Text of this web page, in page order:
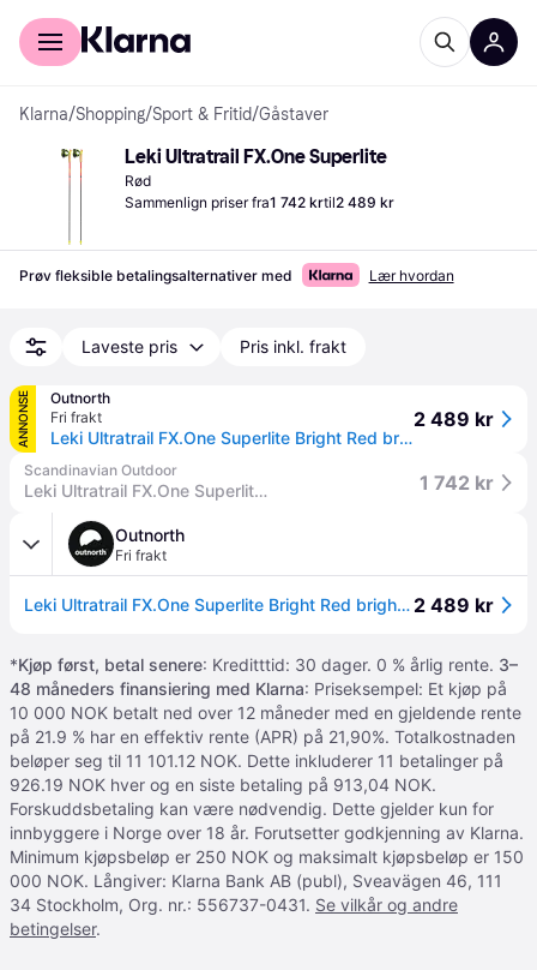
For kunder
Klarna/Shopping/Sport & Fritid/Gåstaver
Leki Ultratrail FX.One Superlite
Rød
Sammenlign priser fra1 742 krtil2 489 kr
Prøv fleksible betalingsalternativer med Lær hvordan
Laveste pris Pris inkl. frakt
ANNONSE
Outnorth
Fri frakt
Leki Ultratrail FX.One Superlite Bright Red bright red-neonyellow-naturalcarbon 100 cm
2 489 kr
Scandinavian Outdoor
Leki Ultratrail FX.One Superlite hiking poles 1 742 kr
Outnorth
Fri frakt
Leki Ultratrail FX.One Superlite Bright Red bright red-neonyellow-naturalcarbon 100 cm 2 489 kr
*Kjøp først, betal senere: Kreditttid: 30 dager. 0 % årlig rente. 3–
48 måneders finansiering med Klarna: Priseksempel: Et kjøp på
10 000 NOK betalt ned over 12 måneder med en gjeldende rente
på 21.9 % har en effektiv rente (APR) på 21,90%. Totalkostnaden
beløper seg til 11 101.12 NOK. Dette inkluderer 11 betalinger på
926.19 NOK hver og en siste betaling på 913,04 NOK.
Forskuddsbetaling kan være nødvendig. Dette gjelder kun for
innbyggere i Norge over 18 år. Forutsetter godkjenning av Klarna.
Minimum kjøpsbeløp er 250 NOK og maksimalt kjøpsbeløp er 150
000 NOK. Långiver: Klarna Bank AB (publ), Sveavägen 46, 111
34 Stockholm, Org. nr.: 556737-0431. Se vilkår og andre
betingelser.